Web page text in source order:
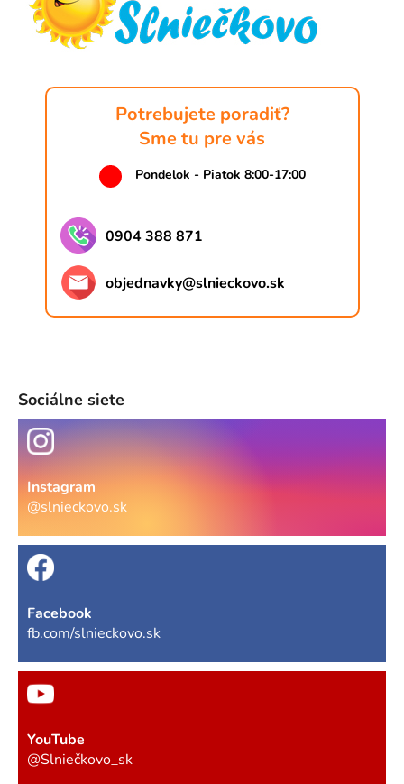
Potrebujete poradiť?
Sme tu pre vás
Pondelok - Piatok 8:00-17:00
0904 388 871
objednavky@slnieckovo.sk
Sociálne siete
Instagram
@slnieckovo.sk
Facebook
fb.com/slnieckovo.sk
YouTube
@Slniečkovo_sk